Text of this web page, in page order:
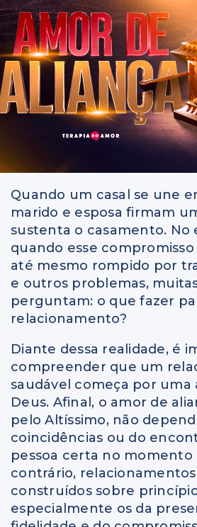
Quando um casal se une
marido e esposa firmam
sustenta o casamento. No
quando esse
até mesmo rompido por
e outros problemas,
perguntam: o que fazer
relacionamento?
Diante dessa realidade, é
compreender que um
saudável começa por uma
Deus. Afinal, o amor de
pelo Altíssimo, não
coincidências ou do
pessoa certa no momento
contrário, relacionamentos
construídos sobre
especialmente os da